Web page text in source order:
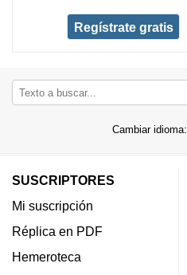
Regístrate gratis
Cambiar idioma:
SUSCRIPTORES
Mi suscripción
Réplica en PDF
Hemeroteca